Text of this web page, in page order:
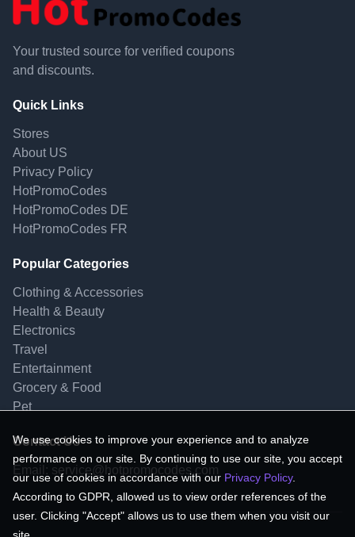
Your trusted source for verified coupons
and discounts.
Quick Links
Stores
About US
Privacy Policy
HotPromoCodes
HotPromoCodes DE
HotPromoCodes FR
Popular Categories
Clothing & Accessories
Health & Beauty
Electronics
Travel
Entertainment
Grocery & Food
Pet
Contact Us
Email: service@hotpromocodes.com
We use cookies to improve your experience and to analyze
performance on our site. By continuing to use our site, you accept
our use of cookies in accordance with our Privacy Policy.
According to GDPR, allowed us to view order references of the
user. Clicking "Accept" allows us to use them when you visit our